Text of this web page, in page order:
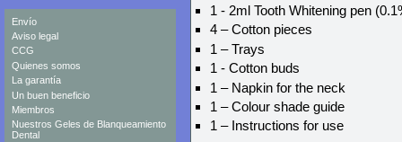
Envío
Aviso legal
CCG
Quienes somos
La garantía
Un buen beneficio
Miembros
Nuestros Geles de Blanqueamiento
Dental
1 - 2ml Tooth Whitening pen
4 – Cotton pieces
1 – Trays
1 - Cotton buds
1 – Napkin for the neck
1 – Colour shade guide
1 – Instructions for use